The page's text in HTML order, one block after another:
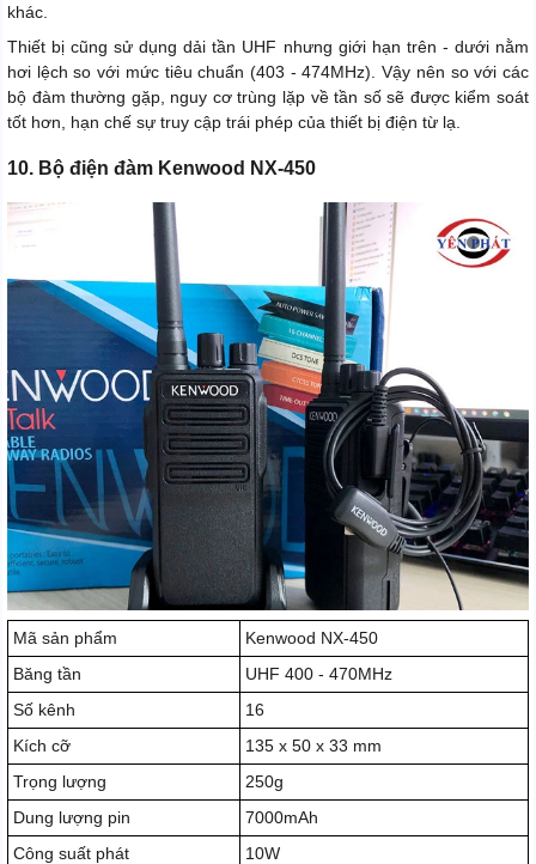
khác.
Thiết bị cũng sử dụng dải tần UHF nhưng giới hạn trên - dưới nằm
hơi lệch so với mức tiêu chuẩn (403 - 474MHz). Vậy nên so với các
bộ đàm thường gặp, nguy cơ trùng lặp về tần số sẽ được kiểm soát
tốt hơn, hạn chế sự truy cập trái phép của thiết bị điện từ lạ.
10. Bộ điện đàm Kenwood NX-450
Mã sản phẩm
Kenwood NX-450
Băng tần
UHF 400 - 470MHz
Số kênh
16
Kích cỡ
135 x 50 x 33 mm
Trọng lượng
250g
Dung lượng pin
7000mAh
Công suất phát
10W